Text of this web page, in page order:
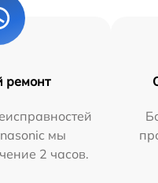
ремонт
мы
2 часов.